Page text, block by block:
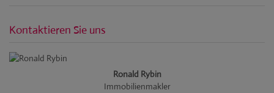
Kontaktieren Sie uns
Ronald Rybin
Immobilienmakler